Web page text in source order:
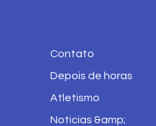
Contato
Depois de horas
Atletismo
Noticias &amp;